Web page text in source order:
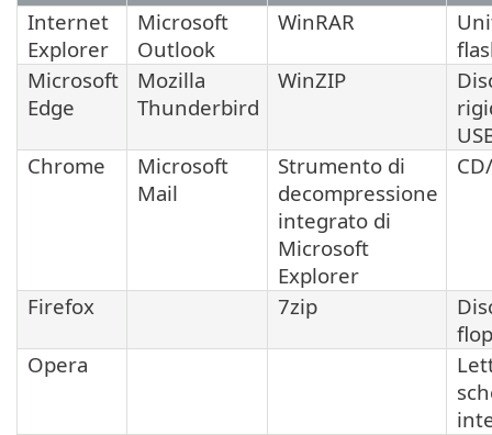
Internet
Explorer
Microsoft
Outlook
WinRAR
Microsoft
Edge
Mozilla
Thunderbird
WinZIP
Chrome
Microsoft
Mail
Strumento di
decompressione
integrato di
Microsoft
Explorer
Firefox 7zip
Opera